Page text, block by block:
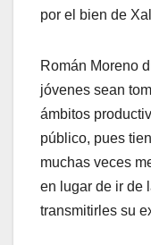
por el bien de
Román Moreno
jóvenes sean
ámbitos
público, pues
muchas veces
en lugar de ir de
transmitirles su